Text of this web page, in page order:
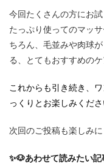
今回たくさんの方にお
たっぷり使ってのマッ
ちろん、毛並みや肉球
る、とてもおすすめの
これからも引き続き、
っくりとお楽しみくだ
次回のご投稿も楽しみ
✨🐶あわせて読みたい記